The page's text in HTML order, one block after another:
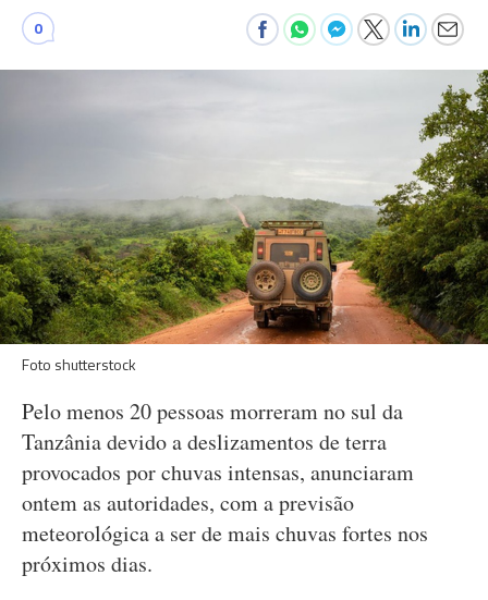
0
Foto shutterstock
Pelo menos 20 pessoas morreram no sul da
Tanzânia devido a deslizamentos de terra
provocados por chuvas intensas, anunciaram
ontem as autoridades, com a previsão
meteorológica a ser de mais chuvas fortes nos
próximos dias.